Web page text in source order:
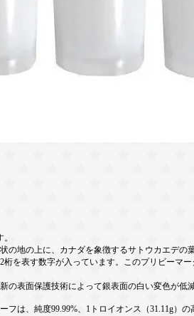
地の上に、カナダを象徴するサトウカエデの
を表す数字が入っています。このプリビーマ
の表面保護技術によって銀表面の白い変色が低
は、純度99.99%、1トロイオンス（31.11g）